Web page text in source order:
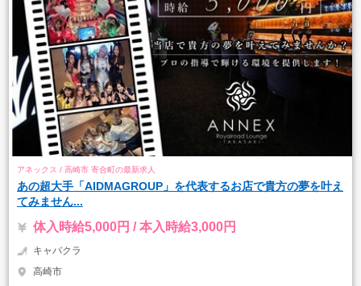
アネックス / 高崎市 寄合町の最新求人
あの超大手「AIDMAGROUP」を代表するお店で貴方の夢を叶え
てみません...
体入時給5,000円 / 本入時給3,000円
キャバクラ
高崎市